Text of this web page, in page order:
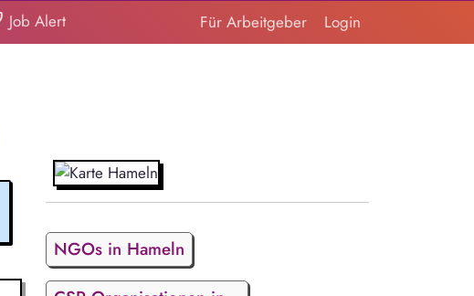
Job Alert Für Arbeitgeber Login
NGOs in Hameln